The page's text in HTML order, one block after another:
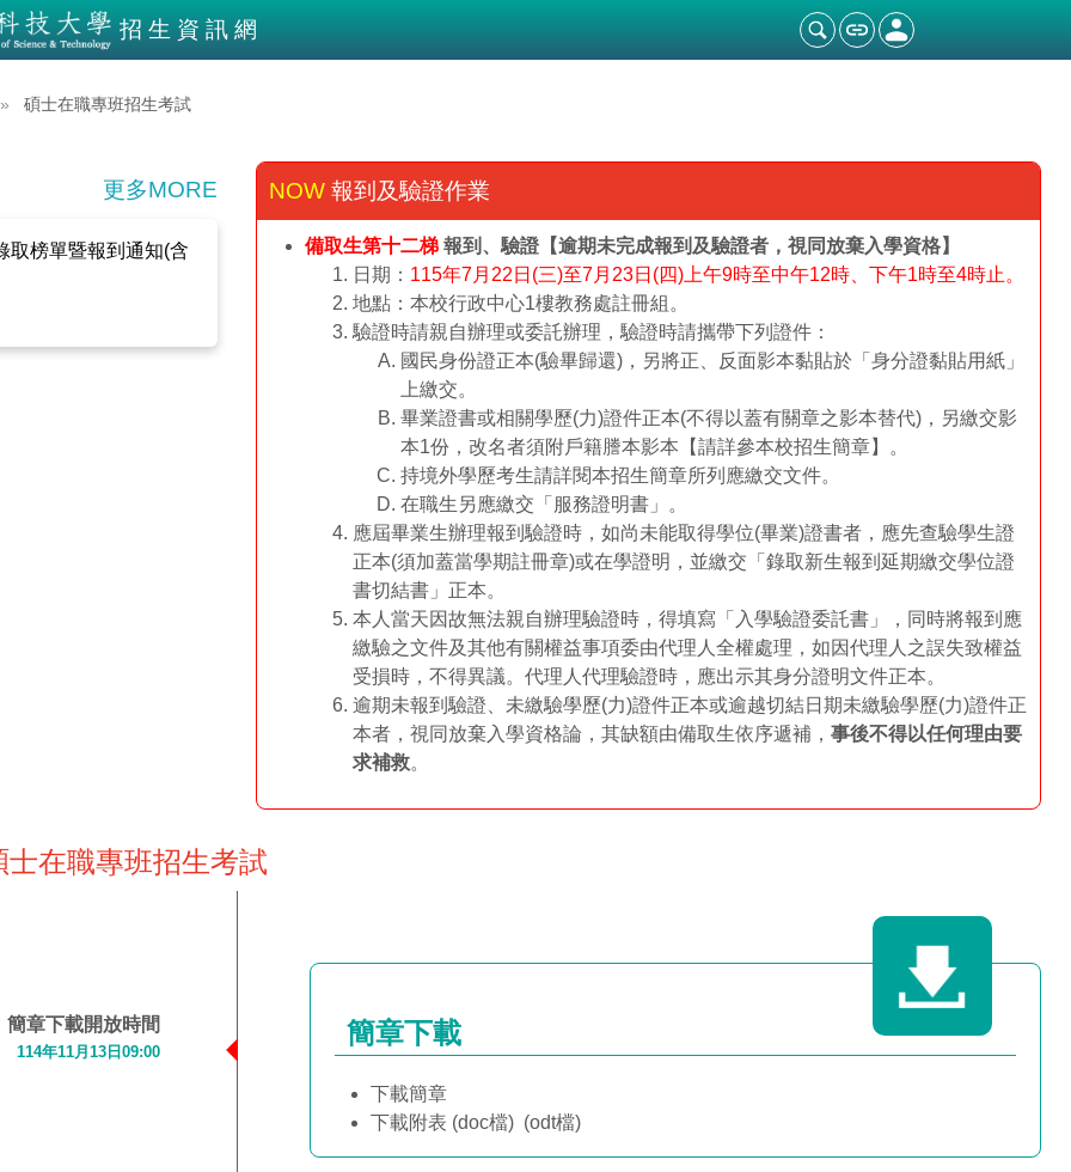
招生資訊網
碩士在職專班招生考試
更多MORE
取榜單暨報到通知(含
報到及驗證作業
備取生第十二梯 報到、驗證【逾期未完成報到及驗證者，視同放棄入學資格】
日期： 115年7月22日(三)至7月23日(四)上午9時至中午12時、下午1時至4時止。
地點：本校行政中心1樓教務處註冊組。
驗證時請親自辦理或委託辦理，驗證時請攜帶下列證件：
國民身份證正本(驗畢歸還)，另將正、反面影本黏貼於「身分證黏貼用紙」
上繳交。
畢業證書或相關學歷(力)證件正本(不得以蓋有關章之影本替代)，另繳交影
本1份，改名者須附戶籍謄本影本【請詳參本校招生簡章】。
持境外學歷考生請詳閱本招生簡章所列應繳交文件。
在職生另應繳交「服務證明書」。
應屆畢業生辦理報到驗證時，如尚未能取得學位(畢業)證書者，應先查驗學生證
正本(須加蓋當學期註冊章)或在學證明，並繳交「錄取新生報到延期繳交學位證
書切結書」正本。
本人當天因故無法親自辦理驗證時，得填寫「入學驗證委託書」，同時將報到應
繳驗之文件及其他有關權益事項委由代理人全權處理，如因代理人之誤失致權益
受損時，不得異議。代理人代理驗證時，應出示其身分證明文件正本。
逾期未報到驗證、未繳驗學歷(力)證件正本或逾越切結日期未繳驗學歷(力)證件正
本者，視同放棄入學資格論，其缺額由備取生依序遞補，事後不得以任何理由要
求補救。
士在職專班招生考試
簡章下載開放時間
114年11月13日09:00
簡章下載
下載簡章
下載附表 (doc檔) (odt檔)